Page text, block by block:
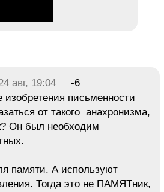
авг, 19:04
-6
изобретения письменности
от такого анахронизма,
Он был необходим
памяти. А используют
Тогда это не ПАМЯТник,